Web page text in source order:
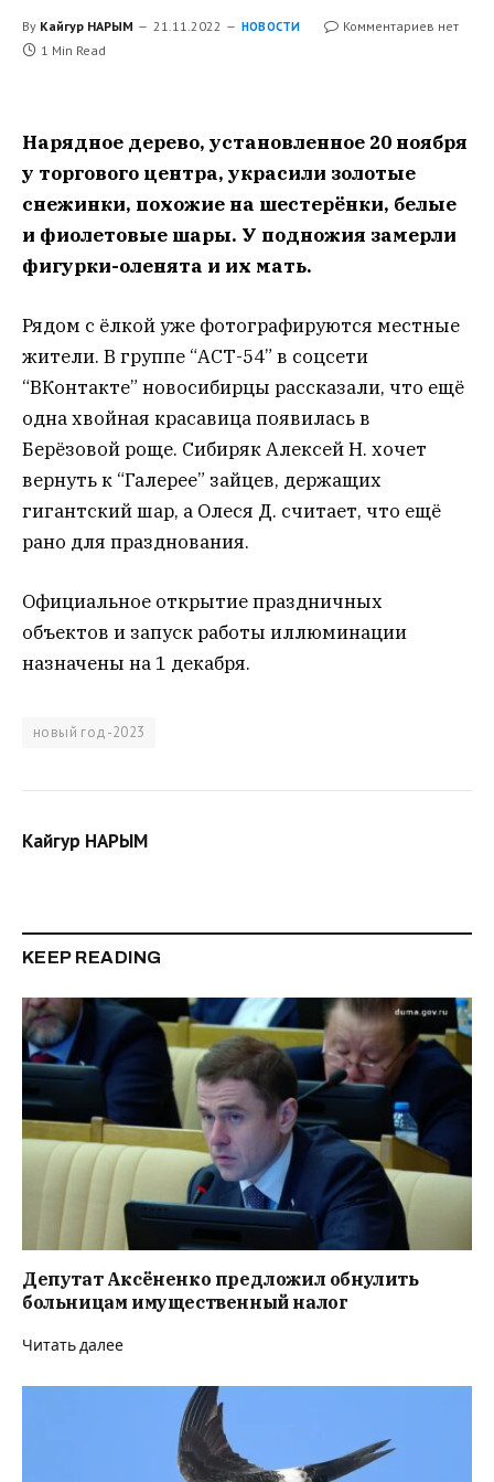
By Кайгур НАРЫМ 21.11.2022 НОВОСТИ
Комментариев нет
1 Min Read
Нарядное дерево, установленное 20 ноября
у торгового центра, украсили золотые
снежинки, похожие на шестерёнки, белые
и фиолетовые шары. У подножия замерли
фигурки-оленята и их мать.
Рядом с ёлкой уже фотографируются местные
жители. В группе “АСТ-54” в соцсети
“ВКонтакте” новосибирцы рассказали, что ещё
одна хвойная красавица появилась в
Берёзовой роще. Сибиряк Алексей Н. хочет
вернуть к “Галерее” зайцев, держащих
гигантский шар, а Олеся Д. считает, что ещё
рано для празднования.
Официальное открытие праздничных
объектов и запуск работы иллюминации
назначены на 1 декабря.
новый год-2023
Кайгур НАРЫМ
KEEP READING
Депутат Аксёненко предложил обнулить
больницам имущественный налог
Читать далее